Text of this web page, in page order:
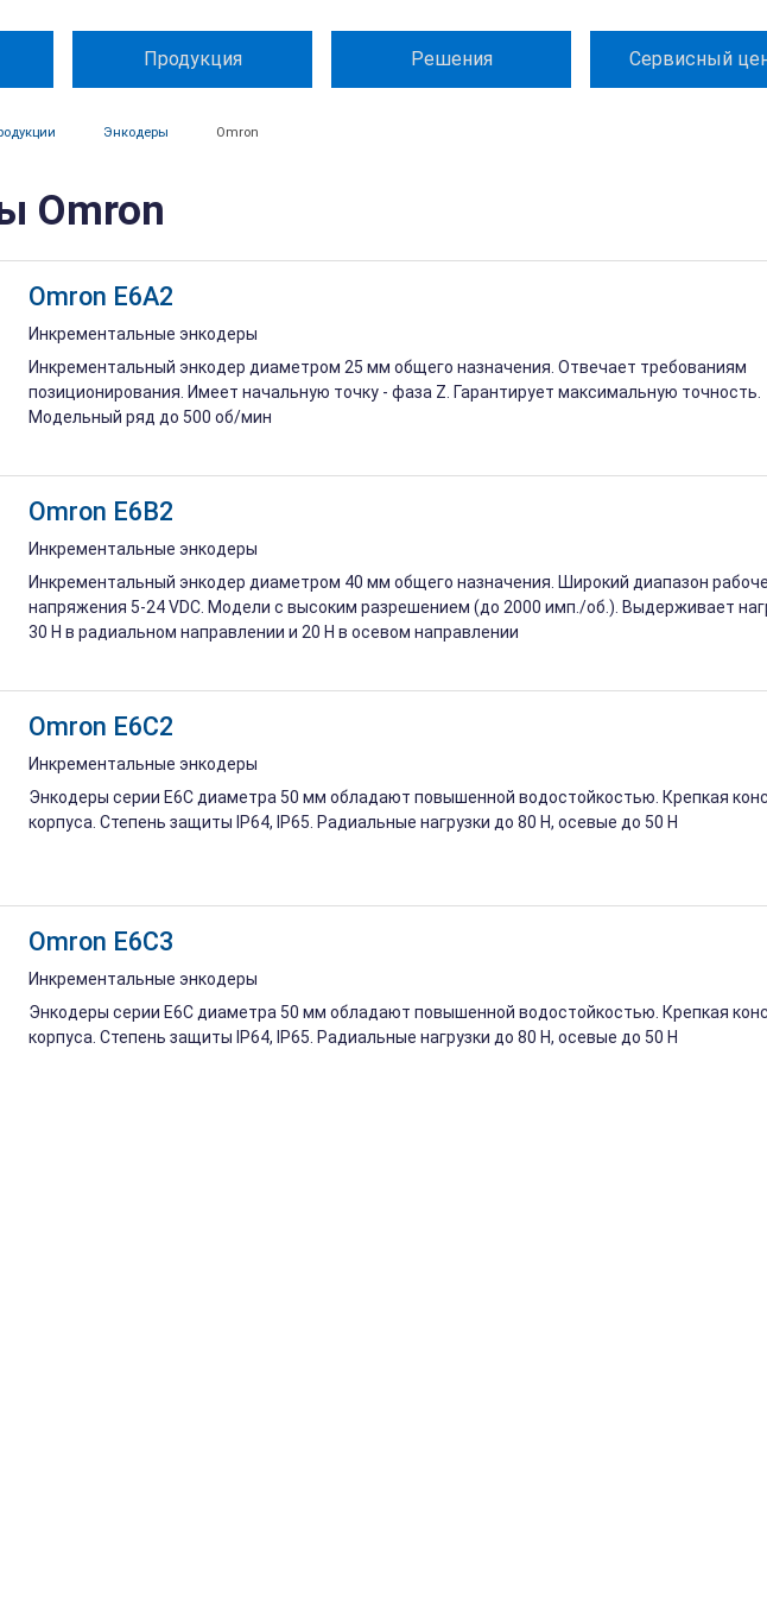
Продукция Решения Сервисный
Энкодеры Omron
Omron
Omron E6A2
Инкрементальные энкодеры
Инкрементальный энкодер диаметром 25 мм общего назначения. Отвечает требованиям
позиционирования. Имеет начальную точку - фаза Z. Гарантирует максимальную точность.
Модельный ряд до 500 об/мин
Omron E6B2
Инкрементальные энкодеры
Инкрементальный энкодер диаметром 40 мм общего назначения. Широкий диапазон
напряжения 5-24 VDC. Модели с высоким разрешением (до 2000 имп./об.). Выдерживает
30 Н в радиальном направлении и 20 Н в осевом направлении
Omron E6C2
Инкрементальные энкодеры
Энкодеры серии E6C диаметра 50 мм обладают повышенной водостойкостью. Крепкая
корпуса. Степень защиты IP64, IP65. Радиальные нагрузки до 80 Н, осевые до 50 Н
Omron E6C3
Инкрементальные энкодеры
Энкодеры серии E6C диаметра 50 мм обладают повышенной водостойкостью. Крепкая
корпуса. Степень защиты IP64, IP65. Радиальные нагрузки до 80 Н, осевые до 50 Н